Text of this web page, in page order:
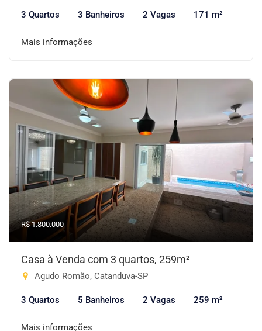
3 Quartos 3 Banheiros 2 Vagas 171 m²
Mais informações
R$ 1.800.000
Casa à Venda com 3 quartos, 259m²
Agudo Romão, Catanduva-SP
3 Quartos 5 Banheiros 2 Vagas 259 m²
Mais informações